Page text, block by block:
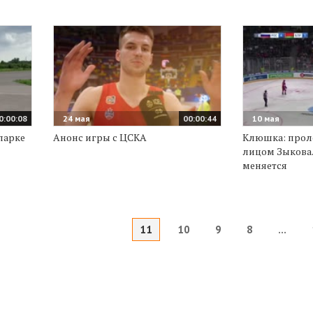
00:00:44
24 мая
Анонс игры с ЦСКА
10 мая
Клюшка:
лицом
меняется
11 10 9 8 ...